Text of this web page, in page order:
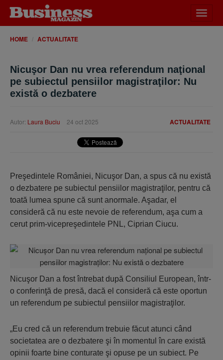
meniu
HOME ACTUALITATE
Nicuşor Dan nu vrea referendum naţional
pe subiectul pensiilor magistraţilor: Nu
există o dezbatere
ACTUALITATE
Autor: Laura Buciu 24 oct 2025
Preşedintele României, Nicuşor Dan, a spus că nu există
o dezbatere pe subiectul pensiilor magistraţilor, pentru că
toată lumea spune că sunt anormale. Aşadar, el
consideră că nu este nevoie de referendum, aşa cum a
cerut prim-vicepreşedintele PNL, Ciprian Ciucu.
Nicuşor Dan a fost întrebat după Consiliul European, într-
o conferinţă de presă, dacă el consideră că este oportun
un referendum pe subiectul pensiilor magistraţilor.
„Eu cred că un referendum trebuie făcut atunci când
societatea are o dezbatere şi în momentul în care există
opinii foarte bine conturate şi opuse pe un subiect. Pe